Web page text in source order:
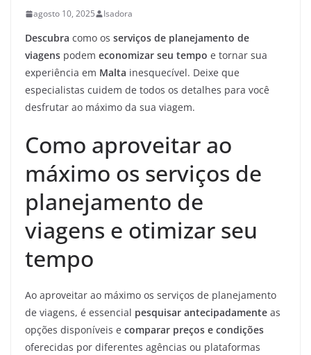
agosto 10, 2025 Isadora
Descubra como os serviços de planejamento de
viagens podem economizar seu tempo e tornar sua
experiência em Malta inesquecível. Deixe que
especialistas cuidem de todos os detalhes para você
desfrutar ao máximo da sua viagem.
Como aproveitar ao
máximo os serviços de
planejamento de
viagens e otimizar seu
tempo
Ao aproveitar ao máximo os serviços de planejamento
de viagens, é essencial pesquisar antecipadamente as
opções disponíveis e comparar preços e condições
oferecidas por diferentes agências ou plataformas